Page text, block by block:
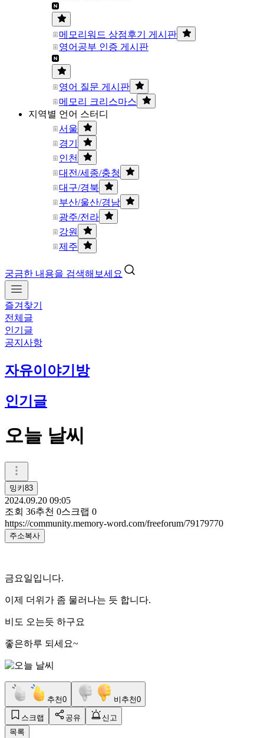
메모리워드 상점후기 게시판
영어공부 인증 게시판
영어 질문 게시판
메모리 크리스마스
지역별 언어 스터디
서울
경기
인천
대전/세종/충청
대구/경북
부산/울산/경남
광주/전라
강원
제주
궁금한 내용을 검색해보세요
즐겨찾기
전체글
인기글
공지사항
자유이야기방
인기글
오늘 날씨
밍키83
2024.09.20 09:05
조회 36추천 0스크랩 0
https://community.memory-word.com/freeforum/79179770
주소복사
금요일입니다.
이제 더위가 좀 물러나는 듯 합니다.
비도 오는듯 하구요
좋은하루 되세요~
추천0 비추천0
스크랩 공유
신고
목록